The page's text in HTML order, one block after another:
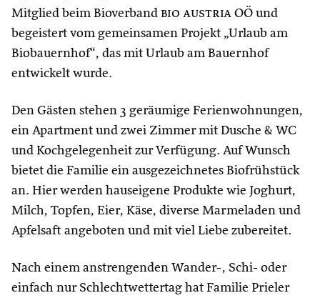
Mitglied beim Bioverband bio austria OÖ und
begeistert vom gemeinsamen Projekt „Urlaub am
Biobauernhof“, das mit Urlaub am Bauernhof
entwickelt wurde.
Den Gästen stehen 3 geräumige Ferienwohnungen,
ein Apartment und zwei Zimmer mit Dusche & WC
und Kochgelegenheit zur Verfügung. Auf Wunsch
bietet die Familie ein ausgezeichnetes Biofrühstück
an. Hier werden hauseigene Produkte wie Joghurt,
Milch, Topfen, Eier, Käse, diverse Marmeladen und
Apfelsaft angeboten und mit viel Liebe zubereitet.
Nach einem anstrengenden Wander-, Schi- oder
einfach nur Schlechtwettertag hat Familie Prieler